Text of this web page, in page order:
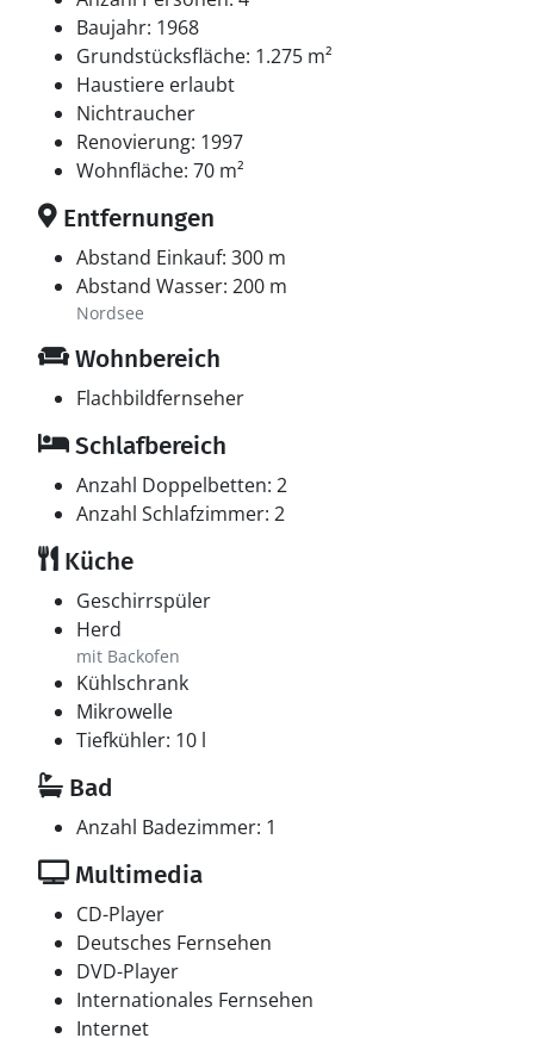
Baujahr: 1968
Grundstücksfläche: 1.275 m²
Haustiere erlaubt
Nichtraucher
Renovierung: 1997
Wohnfläche: 70 m²
Entfernungen
Abstand Einkauf: 300 m
Abstand Wasser: 200 m
Nordsee
Wohnbereich
Flachbildfernseher
Schlafbereich
Anzahl Doppelbetten: 2
Anzahl Schlafzimmer: 2
Küche
Geschirrspüler
Herd
mit Backofen
Kühlschrank
Mikrowelle
Tiefkühler: 10 l
Bad
Anzahl Badezimmer: 1
Multimedia
CD-Player
Deutsches Fernsehen
DVD-Player
Internationales Fernsehen
Internet